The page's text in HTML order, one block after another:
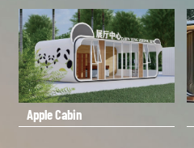
Apple Cabin